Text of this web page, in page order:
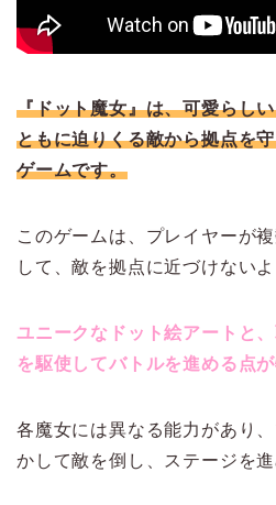
『ドット魔女』は、可愛らし
ともに迫りくる敵から拠点を
ゲームです。
このゲームは、プレイヤーが
して、敵を拠点に近づけない
ユニークなドット絵アートと
を駆使してバトルを進める点が
各魔女には異なる能力があり
かして敵を倒し、ステージを進